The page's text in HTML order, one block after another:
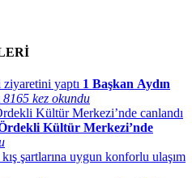
1 Başkan Aydın
8165 kez okundu
Kültür Merkezi’nde